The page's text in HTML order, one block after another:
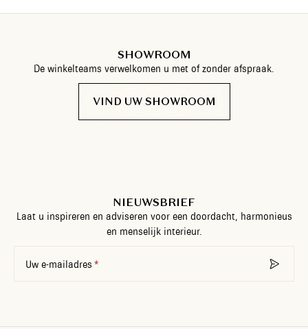
SHOWROOM
De winkelteams verwelkomen u met of zonder afspraak.
VIND UW SHOWROOM
NIEUWSBRIEF
Laat u inspireren en adviseren voor een doordacht, harmonieus
en menselijk interieur.
Uw e-mailadres